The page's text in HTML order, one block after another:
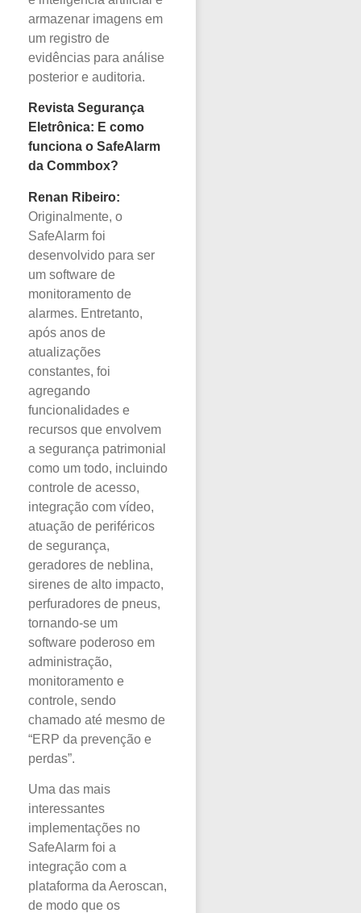
armazenar imagens em
um registro de
evidências para análise
posterior e auditoria.
Revista Segurança
Eletrônica: E como
funciona o SafeAlarm
da Commbox?
Renan Ribeiro:
Originalmente, o
SafeAlarm foi
desenvolvido para ser
um software de
monitoramento de
alarmes. Entretanto,
após anos de
atualizações
constantes, foi
agregando
funcionalidades e
recursos que envolvem
a segurança patrimonial
como um todo, incluindo
controle de acesso,
integração com vídeo,
atuação de periféricos
de segurança,
geradores de neblina,
sirenes de alto impacto,
perfuradores de pneus,
tornando-se um
software poderoso em
administração,
monitoramento e
controle, sendo
chamado até mesmo de
“ERP da prevenção e
perdas”.
Uma das mais
interessantes
implementações no
SafeAlarm foi a
integração com a
plataforma da Aeroscan,
de modo que os